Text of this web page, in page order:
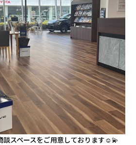
談スペースをご用意しております☺️💫